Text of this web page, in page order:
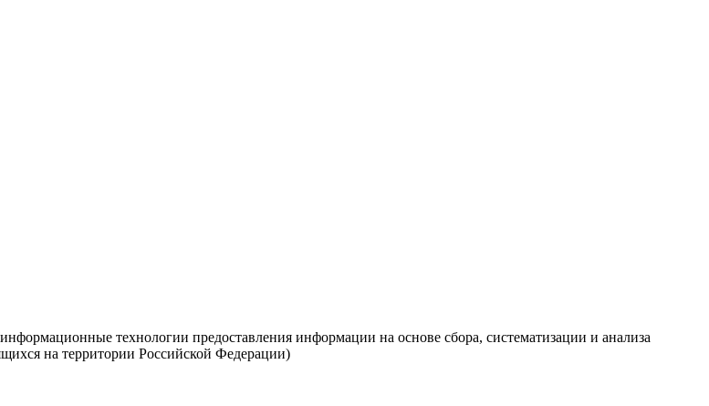
технологии предоставления информации на основе сбора, систематизации и анализа
на территории Российской Федерации)